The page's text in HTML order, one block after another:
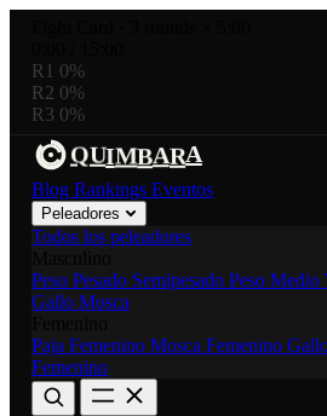
R1 0%
R2 0%
R3 0%
QUIMBARA
Blog Rankings Eventos
Peleadores
Todos los peleadores
Peso Pesado Semipesado Peso Medio
Gallo Mosca
Paja Femenino Mosca Femenino
Femenino